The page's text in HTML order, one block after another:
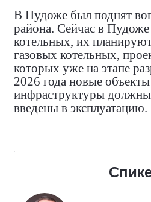
В Пудоже был поднят
района. Сейчас в
котельных, их
газовых котельных,
которых уже на этапе
2026 года новые
инфраструктуры
введены в эксплуатацию.